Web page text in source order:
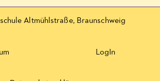
Altmühlstraße, Braunschweig
LogIn